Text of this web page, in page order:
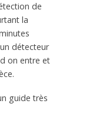
de
la
détecteur
on entre et
guide très